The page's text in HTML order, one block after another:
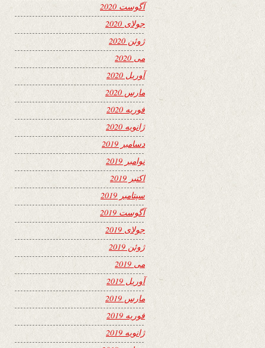
آگوست 2020
جولای 2020
ژوئن 2020
می 2020
آوریل 2020
مارس 2020
فوریه 2020
ژانویه 2020
دسامبر 2019
نوامبر 2019
اکتبر 2019
سپتامبر 2019
آگوست 2019
جولای 2019
ژوئن 2019
می 2019
آوریل 2019
مارس 2019
فوریه 2019
ژانویه 2019